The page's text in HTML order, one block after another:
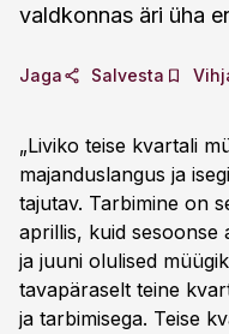
valdkonnas äri üha
Jaga Salvesta
„Liviko teise kvartali
majanduslangus ja
tajutav. Tarbimine on
aprillis, kuid
ja juuni olulised
tavapäraselt teine
ja tarbimisega. Teise